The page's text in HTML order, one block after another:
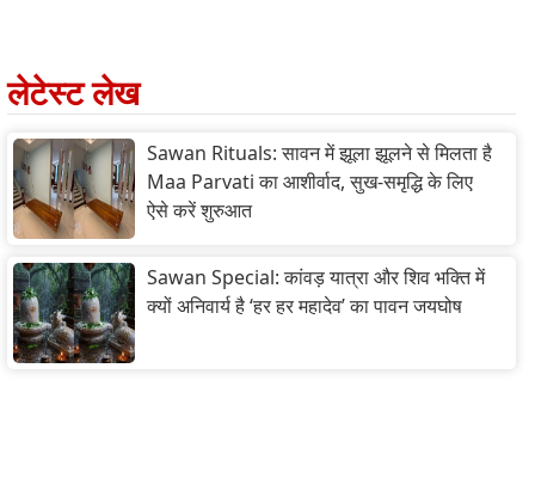
लेटेस्ट लेख
Sawan Rituals: सावन में झूला झूलने से मिलता है
Maa Parvati का आशीर्वाद, सुख-समृद्धि के लिए
ऐसे करें शुरुआत
Sawan Special: कांवड़ यात्रा और शिव भक्ति में
क्यों अनिवार्य है ‘हर हर महादेव’ का पावन जयघोष